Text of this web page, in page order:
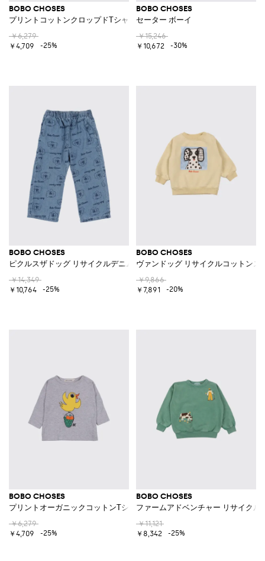
BOBO CHOSES
プリントコットンクロップドTシャツ
￥6,279
￥4,709
-25%
BOBO CHOSES
セーター ボーイ
￥15,246
￥10,672
-30%
BOBO CHOSES
ピクルスザドッグ リサイクルデニムジーンズ
￥14,349
￥10,764
-25%
BOBO CHOSES
ヴァンドッグ リサイクルコットンス
￥9,866
￥7,891
-20%
BOBO CHOSES
プリントオーガニックコットンTシャツ
￥6,279
￥4,709
-25%
BOBO CHOSES
ファームアドベンチャー リサイクル
￥11,121
￥8,342
-25%